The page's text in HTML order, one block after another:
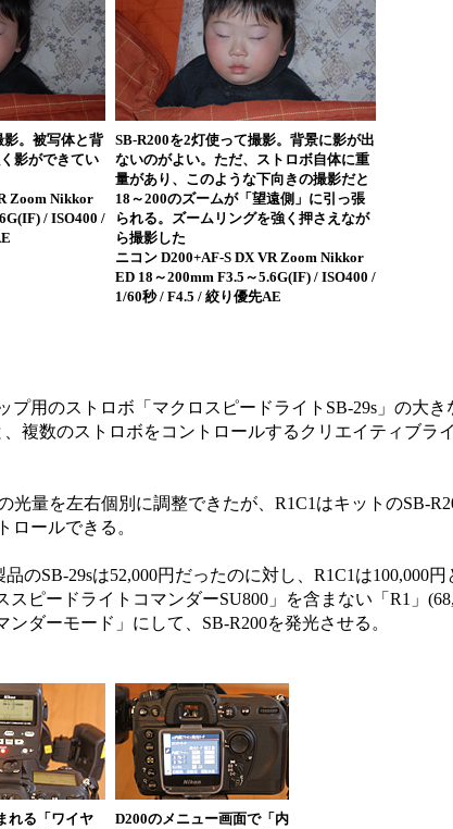
影。被写体と背
影ができてい
Zoom Nikkor
/ ISO400 /
SB-R200を2灯使って撮影。背景に影が出
ないのがよい。ただ、ストロボ自体に重
量があり、このような下向きの撮影だと
18～200のズームが「望遠側」に引っ張
られる。ズームリングを強く押さえなが
ら撮影した
ニコン D200+AF-S DX VR Zoom Nikkor
ED 18～200mm F3.5～5.6G(IF) / ISO400 /
1/60秒 / F4.5 / 絞り優先AE
用のストロボ「マクロスピードライトSB-29s」の大き
複数のストロボをコントロールするクリエイティブラ
量を左右個別に調整できたが、R1C1はキットのSB-
ロールできる。
SB-29sは52,000円だったのに対し、R1C1は100,000円
ピードライトコマンダーSU800」を含まない「R1」
ダーモード」にして、SB-R200を発光させる。
れる「ワイヤ
D200のメニュー画面で「内